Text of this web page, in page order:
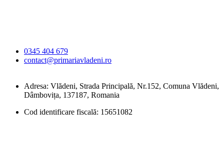
0345 404 679
contact@primariavladeni.ro
Adresa: Vlădeni, Strada Principală, Nr.152, Comuna Vlădeni,
Dâmbovița, 137187, Romania
Cod identificare fiscală: 15651082